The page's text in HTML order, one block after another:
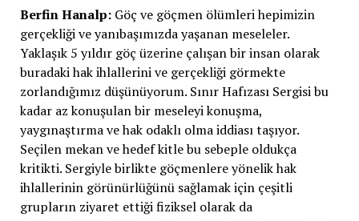
Berfin Hanalp:Göç ve göçmen ölümleri hepimizin
gerçekliği ve yanıbaşımızda yaşanan meseleler.
Yaklaşık 5 yıldır göç üzerine çalışan bir insan olarak
buradaki hak ihlallerini ve gerçekliği görmekte
zorlandığımız düşünüyorum. Sınır Hafızası Sergisi bu
kadar az konuşulan bir meseleyi konuşma,
yaygınaştırma ve hak odaklı olma iddiası taşıyor.
Seçilen mekan ve hedef kitle bu sebeple oldukça
kritikti. Sergiyle birlikte göçmenlere yönelik hak
ihlallerinin görünürlüğünü sağlamak için çeşitli
grupların ziyaret ettiği fiziksel olarak da